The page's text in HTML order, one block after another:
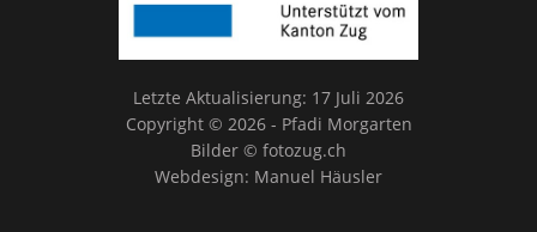
Letzte Aktualisierung: 17 Juli 2026
Copyright © 2026 - Pfadi Morgarten
Bilder © fotozug.ch
Webdesign: Manuel Häusler